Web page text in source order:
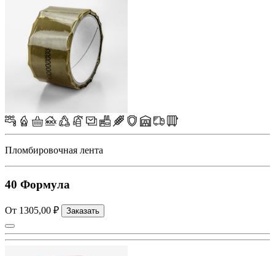
Пломбировочная лента
40 Формула
От 1305,00 ₽ Заказать